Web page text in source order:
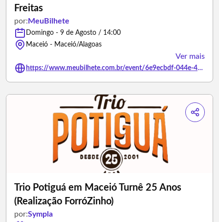
Freitas
por: MeuBilhete
Domingo - 9 de Agosto / 14:00
Maceió - Maceió/Alagoas
Ver mais
https://www.meubilhete.com.br/event/6e9ecbdf-044e-493c-b218-61a518b92be9
Trio Potiguá em Maceió Turnê 25 Anos
(Realização ForróZinho)
por:Sympla